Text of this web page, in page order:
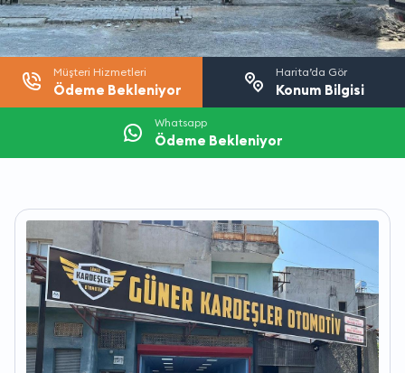
Müşteri Hizmetleri
Ödeme Bekleniyor
Harita’da Gör
Konum Bilgisi
Whatsapp
Ödeme Bekleniyor